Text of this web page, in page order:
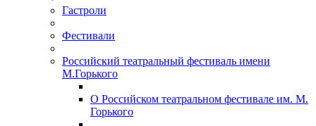
Гастроли
Фестивали
Российский театральный фестиваль имени
М.Горького
О Российском театральном фестивале им. М.
Горького